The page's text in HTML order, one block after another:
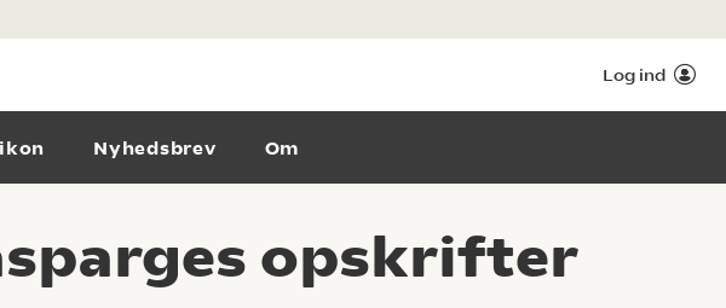
Log ind
Nyhedsbrev Om
opskrifter